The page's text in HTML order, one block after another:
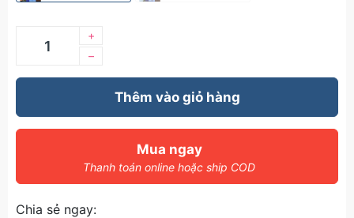
–
+
Thêm vào giỏ hàng
Mua ngay
Thanh toán online hoặc ship COD
Chia sẻ ngay: